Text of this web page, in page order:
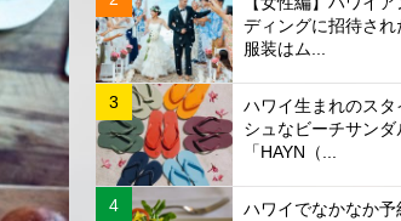
ディングに招待され
服装はム...
ハワイ生まれのスタ
シュなビーチサンダ
「HAYN（...
ハワイでなかなか予